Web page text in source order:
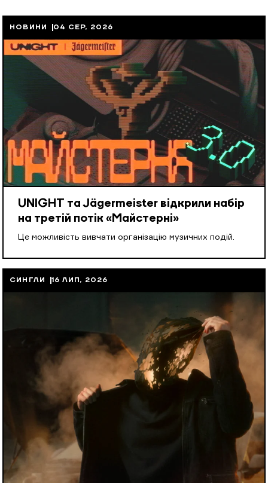
НОВИНИ 04 СЕР, 2026
UNIGHT та Jägermeister відкрили набір
на третій потік «Майстерні»
Це можливість вивчати організацію музичних подій.
СИНГЛИ 16 ЛИП, 2026